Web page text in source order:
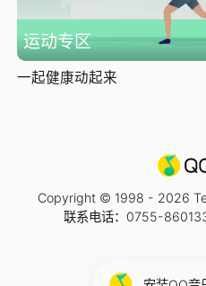
运动专区
一起健康动起来
Copyright © 1998 - 2026
联系电话：0755-